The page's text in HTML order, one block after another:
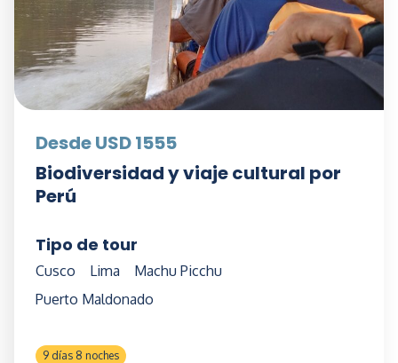
Desde USD 1555
Biodiversidad y viaje cultural por
Perú
Tipo de tour
Cusco Lima
Machu Picchu
Puerto Maldonado
9 días 8 noches